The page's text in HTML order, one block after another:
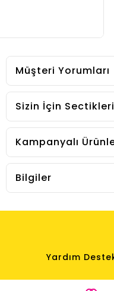
Müşteri Yorumları
Sizin İçin
Kampanyalı
Bilgiler
Yardım